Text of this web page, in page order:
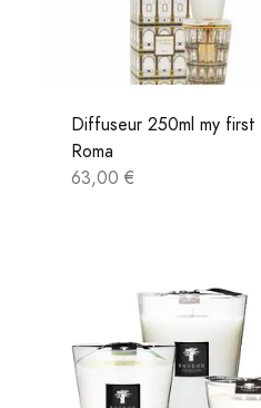
Diffuseur 250ml my first
Roma
63,00 €